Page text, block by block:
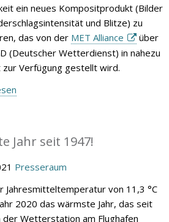
ein neues Kompositprodukt (Bilder
und Blitze) zu
das von der MET Alliance
über
(Deutscher Wetterdienst) in nahezu
zur Verfügung gestellt wird.
Jahr seit 1947!
Presseraum
Jahresmitteltemperatur von 11,3 °C
2020 das wärmste Jahr, das seit
der Wetterstation am Flughafen